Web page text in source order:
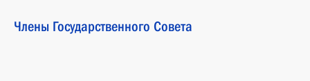
Члены Государственного Совета